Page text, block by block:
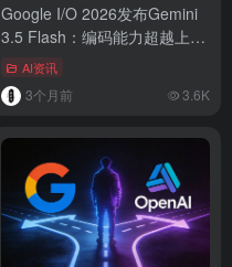
Google I/O 2026发布Gemini
3.5 Flash：编码能力超越上代
旗舰，价格便宜40%
AI资讯
3个月前 3.6K